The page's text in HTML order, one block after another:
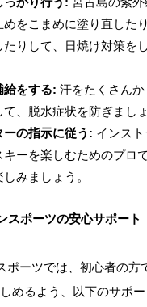
をこまめに塗り直した
りして、日焼け対策を
給をする: 汗をたくさん
、脱水症状を防ぎましょ
ーの指示に従う: インス
ーを楽しむためのプロ
みましょう。
スポーツの安心サポート
ポーツでは、初心者の方
めるよう、以下のサポ